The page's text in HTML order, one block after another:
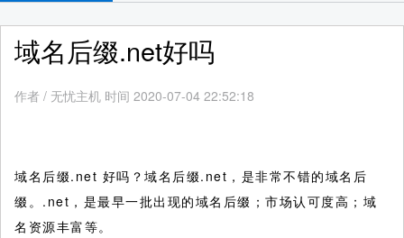
域名后缀.net好吗
作者 / 无忧主机 时间 2020-07-04 22:52:18
域名后缀.net 好吗？域名后缀.net，是非常不错的域名后
缀。.net，是最早一批出现的域名后缀；市场认可度高；域
名资源丰富等。